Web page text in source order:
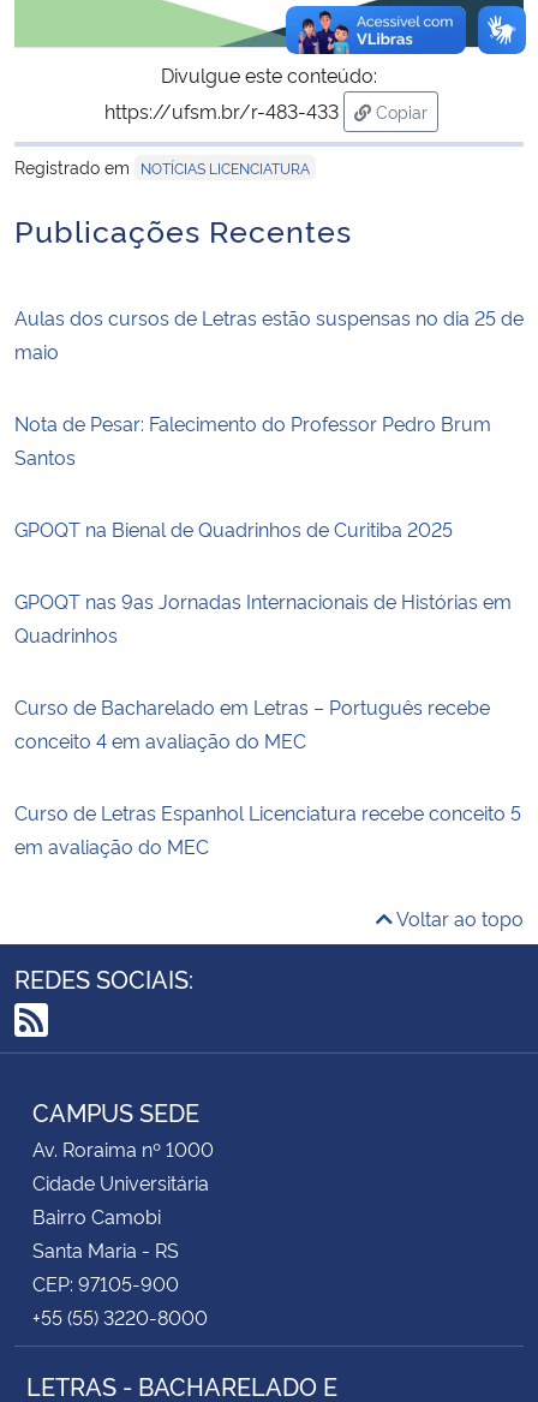
Divulgue este conteúdo:
https://ufsm.br/r-483-433
Copiar
para área de
Registrado em
NOTÍCIAS LICENCIATURA
Publicações Recentes
Aulas dos cursos de Letras estão suspensas no dia 25 de
maio
Nota de Pesar: Falecimento do Professor Pedro Brum
Santos
GPOQT na Bienal de Quadrinhos de Curitiba 2025
GPOQT nas 9as Jornadas Internacionais de Histórias em
Quadrinhos
Curso de Bacharelado em Letras – Português recebe
conceito 4 em avaliação do MEC
Curso de Letras Espanhol Licenciatura recebe conceito 5
em avaliação do MEC
Voltar ao topo
REDES SOCIAIS:
RSS
CAMPUS SEDE
Av. Roraima nº 1000
Cidade Universitária
Bairro Camobi
Santa Maria - RS
CEP: 97105-900
+55 (55) 3220-8000
LETRAS - BACHARELADO E